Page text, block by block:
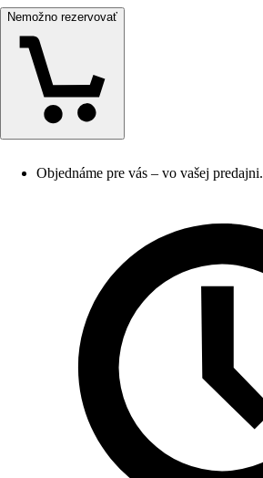
Nemožno rezervovať
Objednáme pre vás – vo vašej predajni.